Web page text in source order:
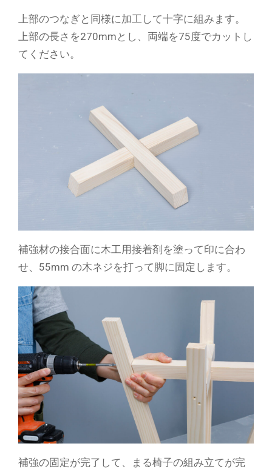
上部のつなぎと同様に加工して十字に組みます。
上部の長さを270mmとし、両端を75度でカットし
てください。
補強材の接合面に木工用接着剤を塗って印に合わ
せ、55mm の木ネジを打って脚に固定します。
補強の固定が完了して、まる椅子の組み立てが完